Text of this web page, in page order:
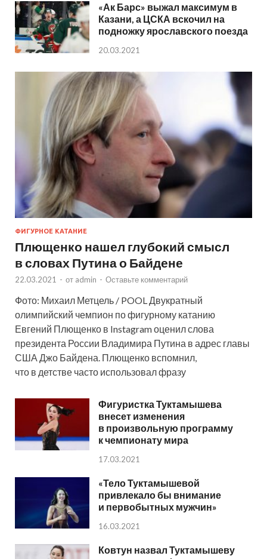
«Ак Барс» выжал максимум в
Казани, а ЦСКА вскочил на
подножку ярославского поезда
20.03.2021
ФИГУРНОЕ КАТАНИЕ
Плющенко нашел глубокий смысл
в словах Путина о Байдене
22.03.2021 - от admin - Оставьте комментарий
Фото: Михаил Метцель / POOL Двукратный
олимпийский чемпион по фигурному катанию
Евгений Плющенко в Instagram оценил слова
президента России Владимира Путина в адрес главы
США Джо Байдена. Плющенко вспомнил,
что в детстве часто использовал фразу
Фигуристка Туктамышева
внесет изменения
в произвольную программу
к чемпионату мира
17.03.2021
«Тело Туктамышевой
привлекало бы внимание
и первобытных мужчин»
16.03.2021
Ковтун назвал Туктамышеву